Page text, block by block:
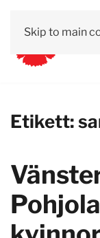
Skip to main
Etikett: